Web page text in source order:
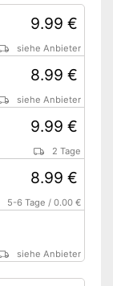
9.99 €
siehe Anbieter
8.99 €
siehe Anbieter
9.99 €
2 Tage
8.99 €
5-6 Tage /0.00 €
siehe Anbieter